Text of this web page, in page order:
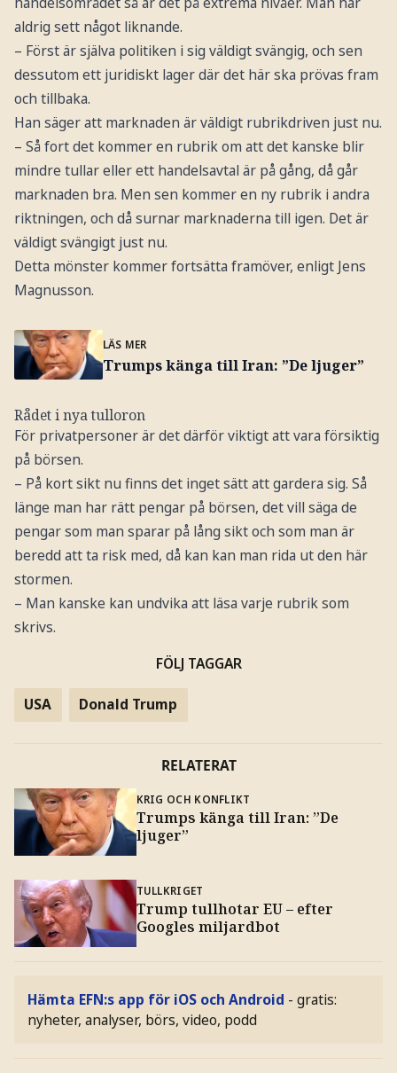
aldrig sett något liknande.
– Först är själva politiken i sig väldigt svängig, och sen
dessutom ett juridiskt lager där det här ska prövas fram
och tillbaka.
Han säger att marknaden är väldigt rubrikdriven just nu.
– Så fort det kommer en rubrik om att det kanske blir
mindre tullar eller ett handelsavtal är på gång, då går
marknaden bra. Men sen kommer en ny rubrik i andra
riktningen, och då surnar marknaderna till igen. Det är
väldigt svängigt just nu.
Detta mönster kommer fortsätta framöver, enligt Jens
Magnusson.
LÄS MER
Trumps känga till Iran: ”De ljuger”
Rådet i nya tulloron
För privatpersoner är det därför viktigt att vara försiktig
på börsen.
– På kort sikt nu finns det inget sätt att gardera sig. Så
länge man har rätt pengar på börsen, det vill säga de
pengar som man sparar på lång sikt och som man är
beredd att ta risk med, då kan kan man rida ut den här
stormen.
– Man kanske kan undvika att läsa varje rubrik som
skrivs.
FÖLJ TAGGAR
USA Donald Trump
RELATERAT
KRIG OCH KONFLIKT
Trumps känga till Iran: ”De
ljuger”
TULLKRIGET
Trump tullhotar EU – efter
Googles miljardbot
Hämta EFN:s app för iOS och Android - gratis:
nyheter, analyser, börs, video, podd